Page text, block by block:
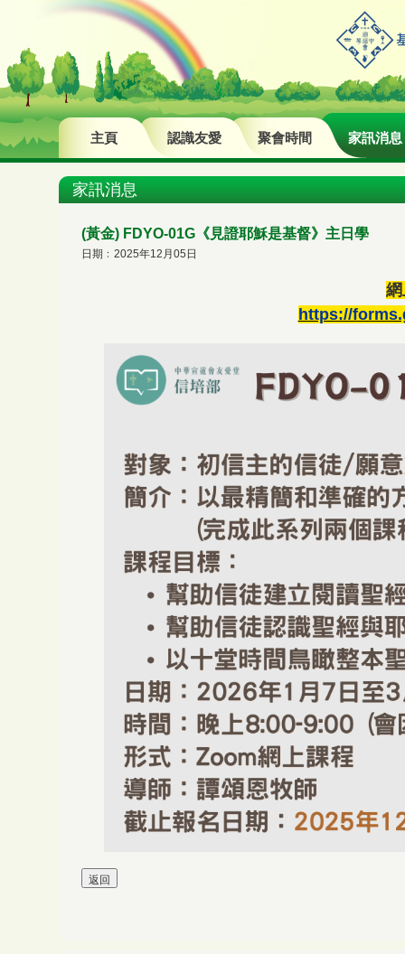
主頁 認識友愛 聚會時間 家訊消息
家訊消息
(黃金) FDYO-01G《見證耶穌是基督》主日學
日期﹕2025年12月05日
https://